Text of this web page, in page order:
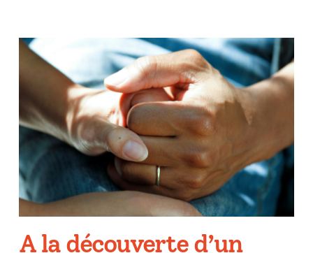
A la découverte d’un